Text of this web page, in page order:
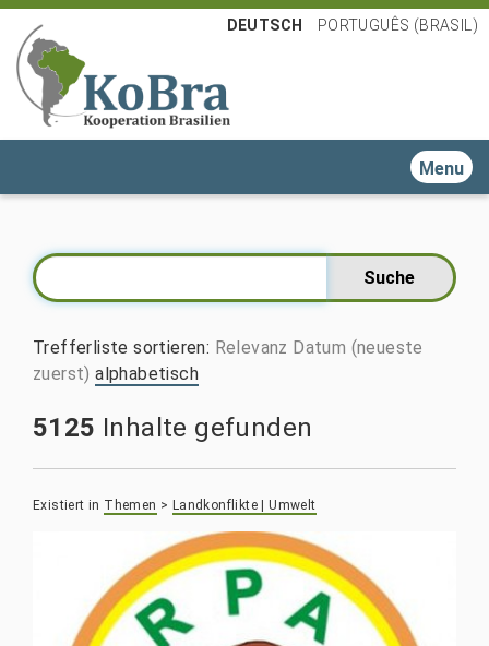
DEUTSCH PORTUGUÊS (BRASIL)
Toggle
Trefferliste sortieren: Relevanz Datum (neueste
zuerst) alphabetisch
5125 Inhalte gefunden
Existiert in Themen > Landkonflikte | Umwelt